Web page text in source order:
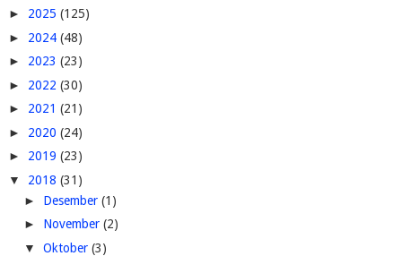
► 2025 (125)
► 2024 (48)
► 2023 (23)
► 2022 (30)
► 2021 (21)
► 2020 (24)
► 2019 (23)
▼ 2018 (31)
► Desember (1)
► November (2)
▼ Oktober (3)